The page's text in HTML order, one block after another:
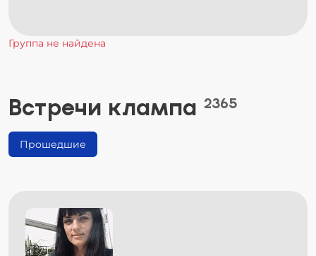
Группа не найдена
Встречи клампа 2365
Прошедшие